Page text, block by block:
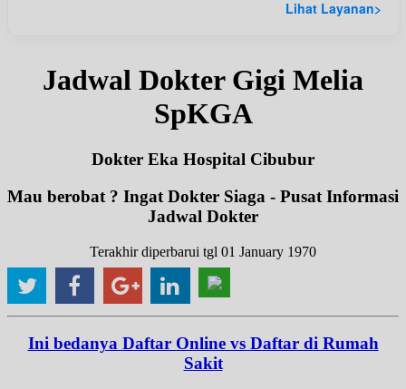
Lihat Layanan>
Jadwal Dokter Gigi Melia
SpKGA
Dokter Eka Hospital Cibubur
Mau berobat ? Ingat Dokter Siaga - Pusat Informasi
Jadwal Dokter
Terakhir diperbarui tgl 01 January 1970
Ini bedanya Daftar Online vs Daftar di Rumah
Sakit